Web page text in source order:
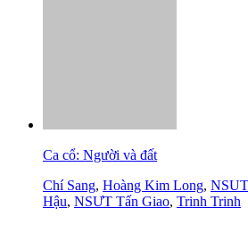
Ca cổ: Người và đất
Chí Sang, Hoàng Kim Long,
Hậu, NSƯT Tấn Giao, Trinh Trinh